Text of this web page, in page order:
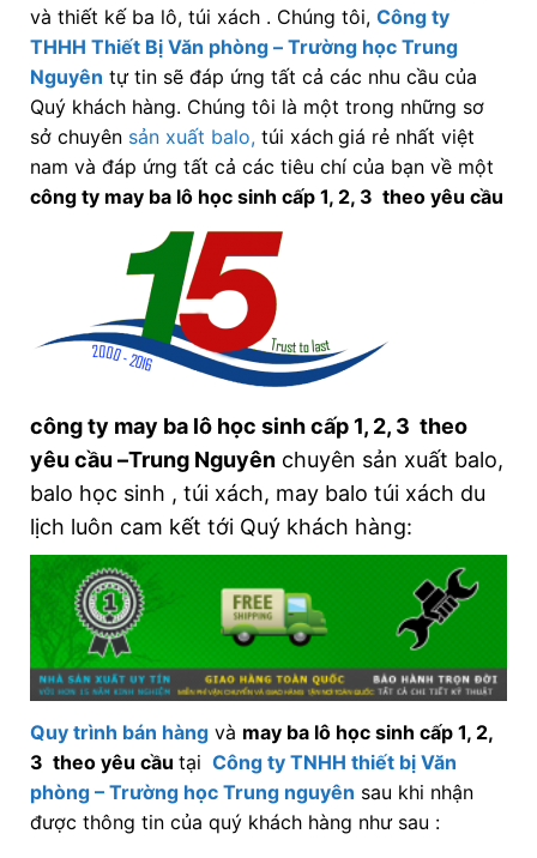
và thiết kế ba lô, túi xách . Chúng tôi, Công ty
THHH Thiết Bị Văn phòng – Trường học Trung
Nguyên tự tin sẽ đáp ứng tất cả các nhu cầu của
Quý khách hàng. Chúng tôi là một trong những sơ
sở chuyên sản xuất balo, túi xách giá rẻ nhất việt
nam và đáp ứng tất cả các tiêu chí của bạn về một
công ty may ba lô học sinh cấp 1, 2, 3 theo yêu cầu
công ty may ba lô học sinh cấp 1, 2, 3 theo
yêu cầu –Trung Nguyênchuyên sản xuất balo,
balo học sinh , túi xách, may balo túi xách du
lịch luôn cam kết tới Quý khách hàng:
Quy trình bán hàngvà may ba lô học sinh cấp 1, 2,
3 theo yêu cầu tại Công ty TNHH thiết bị Văn
phòng – Trường học Trung nguyên sau khi nhận
được thông tin của quý khách hàng như sau :